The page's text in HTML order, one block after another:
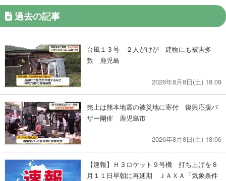
過去の記事
台風１３号 ２人がけが 建物にも被害多
数 鹿児島
2026年8月8日(土) 18:09
売上は熊本地震の被災地に寄付 復興応援バ
ザー開催 鹿児島市
2026年8月8日(土) 18:06
【速報】Ｈ３ロケット９号機 打ち上げを８
月１１日早朝に再延期 ＪＡＸＡ「気象条件